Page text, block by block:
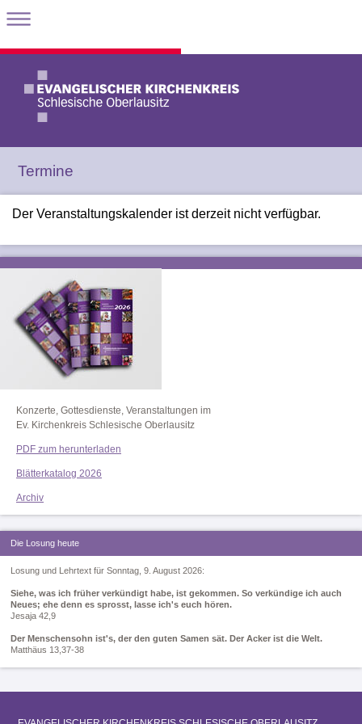
Termine
Der Veranstaltungskalender ist derzeit nicht verfügbar.
Konzerte, Gottesdienste, Veranstaltungen im
Ev. Kirchenkreis Schlesische Oberlausitz
PDF zum herunterladen
Blätterkatalog 2026
Archiv
Die Losung heute
Losung und Lehrtext für Sonntag, 9. August 2026:
Siehe, was ich früher verkündigt habe, ist gekommen. So verkündige ich auch
Neues; ehe denn es sprosst, lasse ich's euch hören.
Jesaja 42,9
Der Menschensohn ist's, der den guten Samen sät. Der Acker ist die Welt.
Matthäus 13,37-38